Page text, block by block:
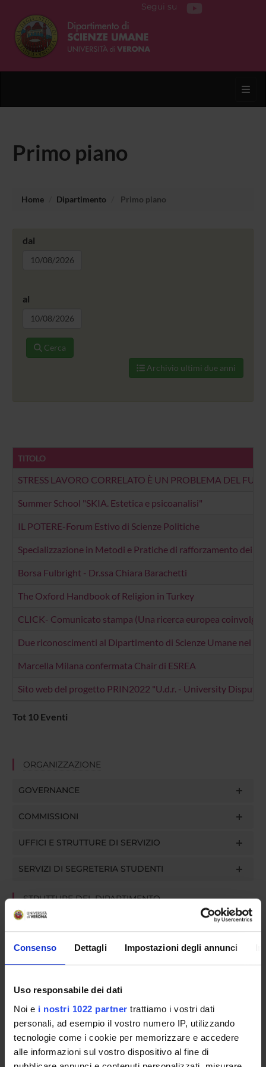
Consenso Dettagli Impostazioni degli annunci
Uso responsabile dei dati
Noi e i nostri 1022 partner trattiamo i vostri dati
personali, ad esempio il vostro numero IP, utilizzando
tecnologie come i cookie per memorizzare e accedere
alle informazioni sul vostro dispositivo al fine di
Segui su
Primo piano
Home Dipartimento Primo piano
dal
al
Cerca
Archivio ultimi due anni
TITOLO
STRESS LAVORO CORRELATO È UN PROBLEMA DEL
Summer School "SKIA. Estetica e psicoanalisi"
IL POTERE-Forum Estivo di Scienze Politiche
Specializzazione in Metodi e Pratiche di rafforzamento dei
Borsa Fulbright - Dr.ssa Chiara Barachetti
The Oxford Handbook of Religion in Turkey
CLICK- Comunicato stampa (Una ricerca europea coinvolge
Due riconoscimenti al Dipartimento di Scienze Umane nel
Marcella Milana confermata Chair di ESREA
Sito web del progetto PRIN2022 "U.d.r. - University Dispute
Tot 10 Eventi
ORGANIZZAZIONE
GOVERNANCE
COMMISSIONI
UFFICI E STRUTTURE DI SERVIZIO
SERVIZI DI SEGRETERIA STUDENTI
STRUTTURE DEL DIPARTIMENTO
BIBLIOTECHE
CENTRI
SPAZI COMUNI DEL DIPARTIMENTO